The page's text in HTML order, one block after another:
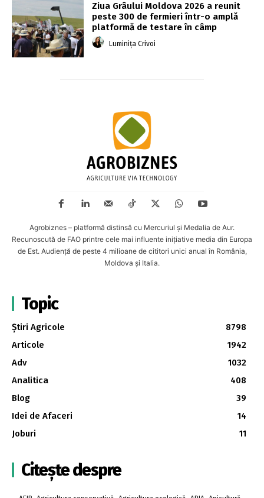
Ziua Grâului Moldova 2026 a reunit
peste 300 de fermieri într-o amplă
platformă de testare în câmp
Luminița Crivoi
Agrobiznes – platformă distinsă cu Mercuriul și Medalia de Aur.
Recunoscută de FAO printre cele mai influente inițiative media din Europa
de Est. Audiență de peste 4 milioane de cititori unici anual în România,
Moldova și Italia.
Topic
Știri Agricole
8798
Articole
1942
Adv
1032
Analitica
408
Blog
39
Idei de Afaceri
14
Joburi
11
Citește despre